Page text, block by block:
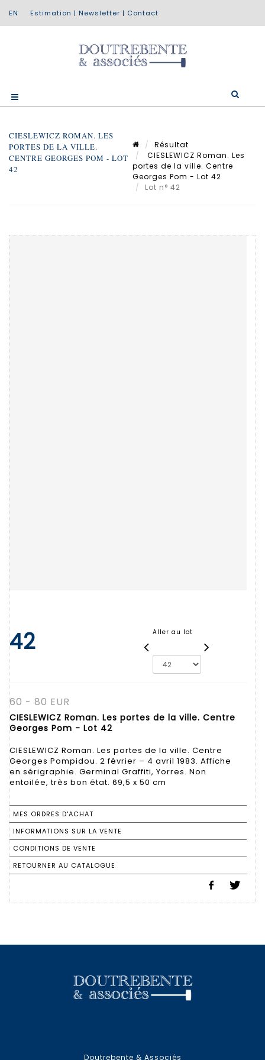
Estimation | Newsletter | Contact
CIESLEWICZ ROMAN. LES
PORTES DE LA VILLE.
CENTRE GEORGES POM - LOT
42
Résultat
CIESLEWICZ Roman. Les
portes de la ville. Centre
Georges Pom - Lot 42
Lot n° 42
42 Aller au lot
60 - 80 EUR
CIESLEWICZ Roman. Les portes de la ville. Centre
Georges Pom - Lot 42
CIESLEWICZ Roman. Les portes de la ville. Centre
Georges Pompidou. 2 février – 4 avril 1983. Affiche
en sérigraphie. Germinal Graffiti, Yorres. Non
entoilée, très bon état. 69,5 x 50 cm
MES ORDRES D'ACHAT
INFORMATIONS SUR LA VENTE
CONDITIONS DE VENTE
RETOURNER AU CATALOGUE
Doutrebente & Associés